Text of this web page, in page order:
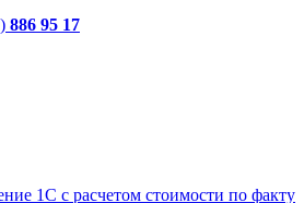
886 95 17
1С с расчетом стоимости по факту